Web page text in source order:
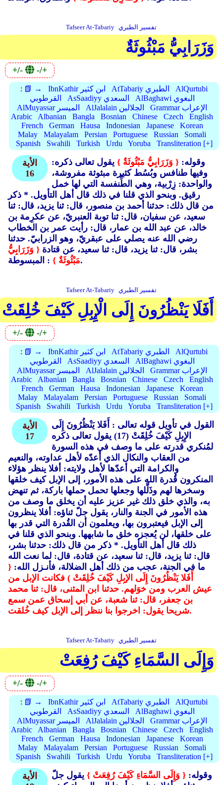
Tafseer At-Tabariy تفسير الطبري
وَزَرَابِيُّ مَبْثُوثَةٌ
+/- -/+
: 📗 → IbnKathir ابن كثير AtTabariy الطبري
AlQurtubi
القرطوبي
AsSaadiyy السعدي
AlBaghawi البغوي
AlMuyassar الميسر
AlJalalain الجلالين
Grammar الإعراب
Arabic
Albanian Bangla Bosnian Chinese Czech
English
French
German Hausa Indonesian Japanese
Korean
Malay
Malayalam Persian Portuguese Russian
Somali
Spanish
Swahili Turkish Urdu Yoruba Transliteration [+]
الأية
16
وقوله: { وَزَرَابِيُّ مَبْثُوثَةٌ } يقول تعالى ذكره:
وفيها طنافس وبُسُط كثيرة مبثوثة مفروشة،
والواحدة: زِرْبية، وهي الطِّنفسة التي لها خمل
رقيق. وبنحو الذي قلنا في ذلك قال أهل التأويل. * ذكر
من قال ذلك: حدثنا أحمد بن منصور، قال: ثنا يزيد، قال: ثنا
سعيد، عن سفيان، قال: ثنا توبة العنبريّ، عن عكرِمة بن
خالد، عن عبد الله بن عمار، قال: رأيت عمر بن الخطاب
رضي الله عنه يصلي على عبقريّ، وهو الزرابيّ. حدثنا
بشر، قال: ثنا يزيد، قال: ثنا سعيد، عن قتادة { وَزَرَابِيُّ
مَبْثُوثَةٌ }: المبسوطة.
Tafseer At-Tabariy تفسير الطبري
أَفَلَا يَنْظُرُونَ إِلَى الْإِبِلِ كَيْفَ خُلِقَتْ
+/- -/+
: 📗 → IbnKathir ابن كثير AtTabariy الطبري
AlQurtubi
القرطوبي
AsSaadiyy السعدي
AlBaghawi البغوي
AlMuyassar الميسر
AlJalalain الجلالين
Grammar الإعراب
Arabic
Albanian Bangla Bosnian Chinese Czech
English
French
German Hausa Indonesian Japanese
Korean
Malay
Malayalam Persian Portuguese Russian
Somali
Spanish
Swahili Turkish Urdu Yoruba Transliteration [+]
الأية
17
القول في تأويل قوله تعالى : أَفَلا يَنْظُرُونَ إِلَى
الإِبِلِ كَيْفَ خُلِقَتْ (17)
يقول تعالى ذكره
لمُنكري قدرته على ما وصف في هذه السورة
من العقاب والنكال الذي أعدّه لأهل عداوته، والنعيم
والكرامة التي أعدّها لأهل ولايته: أفلا ينظر هؤلاء
المنكرون قُدرة الله على هذه الأمور، إلى الإبل كيف خلقها
وسخرها لهم وذَلَّلها وجعلها تحمل حملها باركة، ثم تنهض
به، والذي خلق ذلك غير عزيز عليه أن يخلق ما وصف من
هذه الأمور في الجنة والنار، يقول جلّ ثناؤه: أفلا ينظرون
إلى الإبل فيعتبرون بها، ويعلمون أن القُدرة التي قدر بها
على خلقها، لن يُعجزه خلق ما شابهها. وبنحو الذي قلنا في
ذلك قال أهل التأويل. * ذكر من قال ذلك: حدثنا بشر،
قال: ثنا يزيد، قال: ثنا سعيد، عن قتادة، قال: لما نعت الله
ما في الجنة، عجب من ذلك أهل الضلالة، فأنـزل الله: {
أَفَلا يَنْظُرُونَ إِلَى الإبِلِ كَيْفَ خُلِقَتْ ) فكانت الإبل من
عيش العرب ومن خوَلهم. حدثنا ابن المثنى، قال: ثنا محمد
بن جعفر، قال: ثنا شعبة، عن أبي إسحاق عمن سمع
شريحا يقول: اخرجوا بنا ننظر إلى الإبل كيف خُلقت.
Tafseer At-Tabariy تفسير الطبري
وَإِلَى السَّمَاءِ كَيْفَ رُفِعَتْ
+/- -/+
: 📗 → IbnKathir ابن كثير AtTabariy الطبري
AlQurtubi
القرطوبي
AsSaadiyy السعدي
AlBaghawi البغوي
AlMuyassar الميسر
AlJalalain الجلالين
Grammar الإعراب
Arabic
Albanian Bangla Bosnian Chinese Czech
English
French
German Hausa Indonesian Japanese
Korean
Malay
Malayalam Persian Portuguese Russian
Somali
Spanish
Swahili Turkish Urdu Yoruba Transliteration [+]
الأية
وقوله: { وَإِلَى السَّمَاءِ كَيْفَ رُفِعَتْ } يقول جلّ